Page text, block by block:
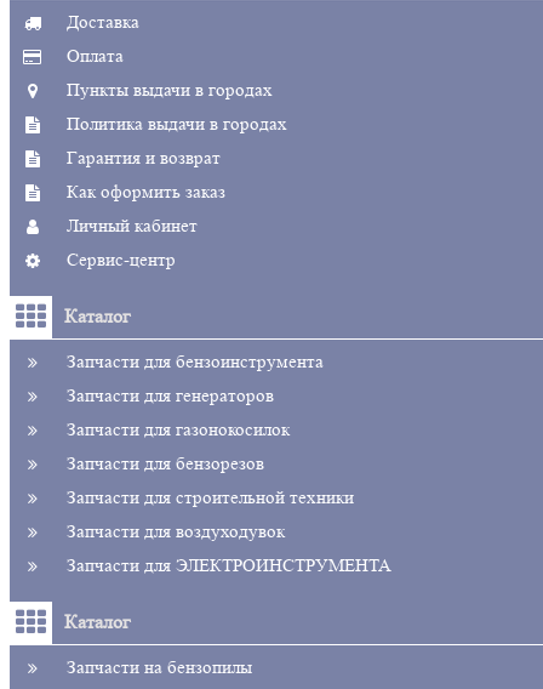
Доставка
Оплата
Пункты выдачи в городах
Политика выдачи в городах
Гарантия и возврат
Как оформить заказ
Личный кабинет
Сервис-центр
Каталог
Запчасти для бензоинструмента
Запчасти для генераторов
Запчасти для газонокосилок
Запчасти для бензорезов
Запчасти для строительной техники
Запчасти для воздуходувок
Запчасти для ЭЛЕКТРОИНСТРУМЕНТА
Каталог
Запчасти на бензопилы